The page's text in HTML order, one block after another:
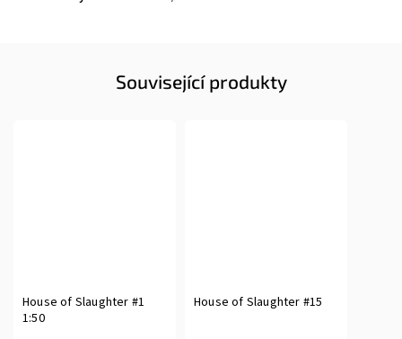
Související produkty
House of Slaughter #1
1:50
House of Slaughter #15